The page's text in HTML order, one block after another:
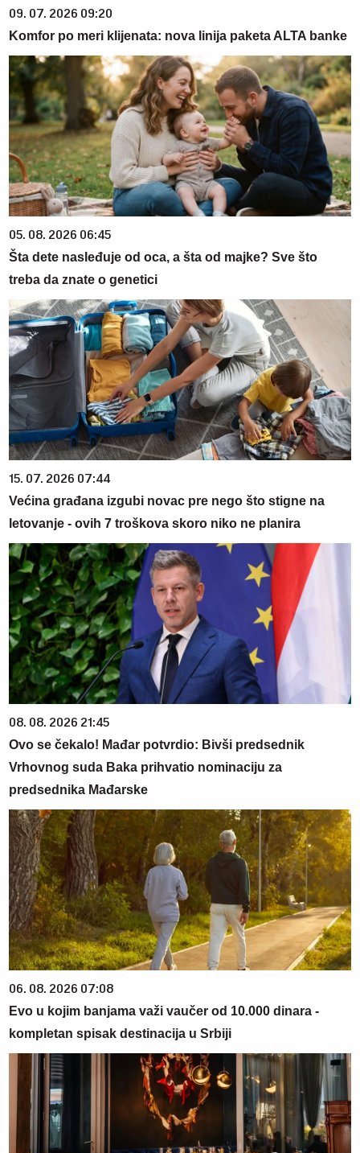
09. 07. 2026 09:20
Komfor po meri klijenata: nova linija paketa ALTA banke
05. 08. 2026 06:45
Šta dete nasleđuje od oca, a šta od majke? Sve što
treba da znate o genetici
15. 07. 2026 07:44
Većina građana izgubi novac pre nego što stigne na
letovanje - ovih 7 troškova skoro niko ne planira
08. 08. 2026 21:45
Ovo se čekalo! Mađar potvrdio: Bivši predsednik
Vrhovnog suda Baka prihvatio nominaciju za
predsednika Mađarske
06. 08. 2026 07:08
Evo u kojim banjama važi vaučer od 10.000 dinara -
kompletan spisak destinacija u Srbiji